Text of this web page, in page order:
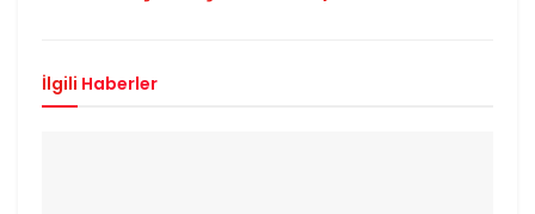
İlgili Haberler